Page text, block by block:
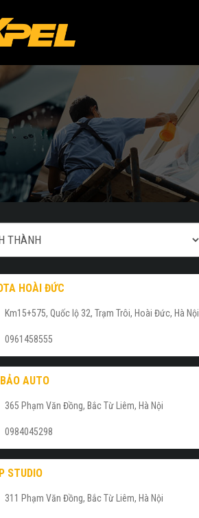
HOÀI ĐỨC
Km15+575, Quốc lộ 32, Trạm Trôi, Hoài Đức, Hà Nội
0961458555
AUTO
365 Phạm Văn Đồng, Bắc Từ Liêm, Hà Nội
0984045298
STUDIO
311 Phạm Văn Đồng, Bắc Từ Liêm, Hà Nội